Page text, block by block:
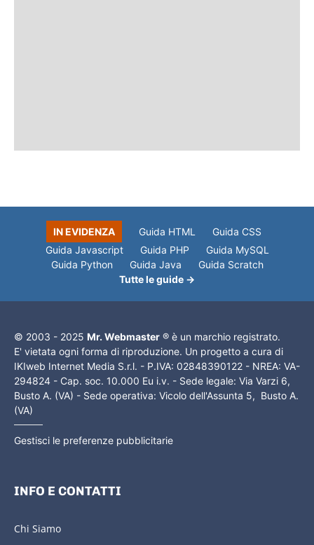
IN EVIDENZA Guida HTML
Guida CSS
Guida Javascript
Guida PHP
Guida MySQL
Guida Python
Guida Java
Guida Scratch
Tutte le guide →
© 2003 - 2025 Mr. Webmaster ® è un marchio registrato.
E' vietata ogni forma di riproduzione. Un progetto a cura di
IKIweb Internet Media S.r.l. - P.IVA: 02848390122 - NREA: VA-
294824 - Cap. soc. 10.000 Eu i.v. - Sede legale: Via Varzi 6,
Busto A. (VA) - Sede operativa: Vicolo dell'Assunta 5, Busto A.
(VA)
Gestisci le preferenze pubblicitarie
INFO E CONTATTI
Chi Siamo